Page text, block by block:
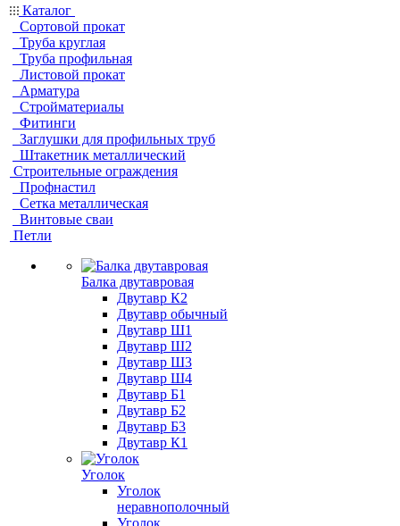
Каталог
Сортовой прокат
Труба круглая
Труба профильная
Листовой прокат
Арматура
Стройматериалы
Фитинги
Заглушки для профильных труб
Штакетник металлический
Строительные ограждения
Профнастил
Сетка металлическая
Винтовые сваи
Петли
Балка двутавровая
Двутавр К2
Двутавр обычный
Двутавр Ш1
Двутавр Ш2
Двутавр Ш3
Двутавр Ш4
Двутавр Б1
Двутавр Б2
Двутавр Б3
Двутавр К1
Уголок
Уголок
неравнополочный
Уголок